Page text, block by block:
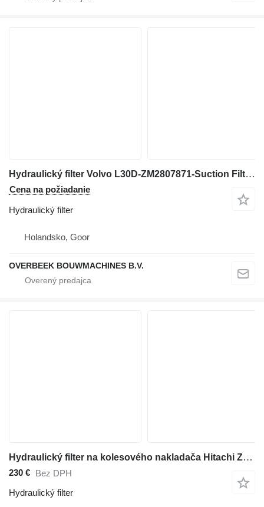
Hydraulický filter Volvo L30D-ZM2807871-Suction Filter na kolesového nakladača
Cena na požiadanie
Hydraulický filter
Holandsko, Goor
OVERBEEK BOUWMACHINES B.V.
Hydraulický filter na kolesového nakladača Hitachi ZW250-6
230 € Bez DPH
Hydraulický filter